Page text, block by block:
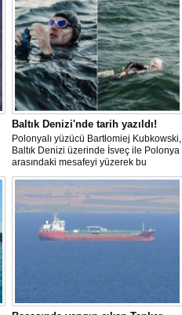
Baltık Denizi'nde tarih yazıldı!
Polonyalı yüzücü Bartłomiej Kubkowski,
Baltık Denizi üzerinde İsveç ile Polonya
arasındaki mesafeyi yüzerek bu
başarının ilk örneği olarak tarihe geçti.